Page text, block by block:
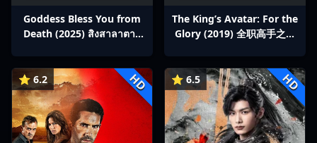
Goddess Bless You from
Death (2025) สิงสาลาตาย
The King’s Avatar: For the
Glory (2019) 全职高手之巅
⭐ 6.2 HD ⭐ 6.5 HD